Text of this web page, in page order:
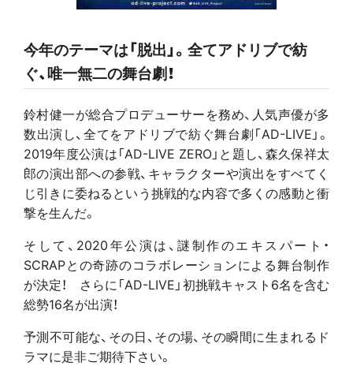
今年のテーマは「脱出」。全てアドリブで紡
ぐ、唯一無二の舞台劇！
鈴村健一が総合プロデューサーを務め、人気声優が多
数出演し、全てをアドリブで紡ぐ舞台劇「AD-LIVE」。
2019年度公演は「AD-LIVE ZERO」と題し、森久保祥太
郎の演出部への参戦、キャラクターや演出をすべてく
じ引きに委ねるという挑戦的な内容で多くの感動と衝
撃を生んだ。
そして、2020年公演は、謎制作のエキスパート・
SCRAPとの奇跡のコラボレーションによる舞台制作
が決定！ さらに「AD-LIVE」初挑戦キャスト6名を含む
総勢16名が出演！
予測不可能な、その日、その場、その瞬間に生まれるド
ラマに是非ご期待下さい。